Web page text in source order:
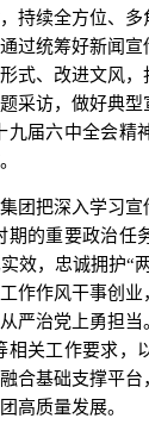
持续全方位、
过统筹好新闻
式、改进文风，
采访，做好典型
届六中全会精
把深入学习宣
的重要政治任
，忠诚拥护“
作作风干事创
严治党上勇担
关工作要求，
合基础支撑平
高质量发展。